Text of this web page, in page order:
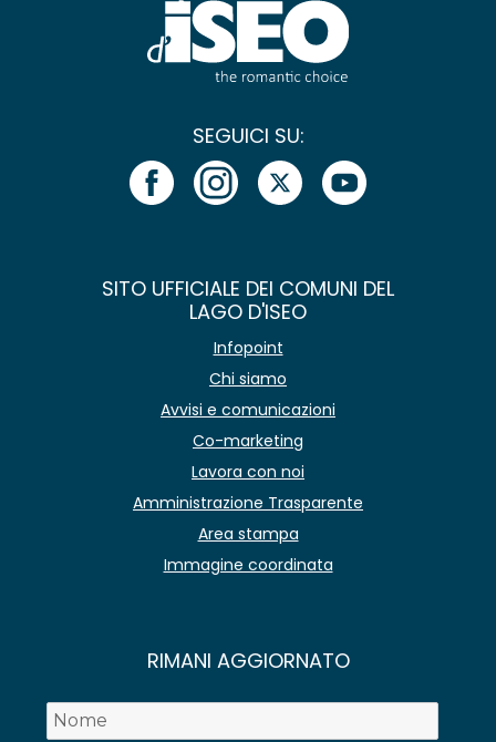
SEGUICI SU:
SITO UFFICIALE DEI COMUNI DEL
LAGO D'ISEO
Infopoint
Chi siamo
Avvisi e comunicazioni
Co-marketing
Lavora con noi
Amministrazione Trasparente
Area stampa
Immagine coordinata
RIMANI AGGIORNATO